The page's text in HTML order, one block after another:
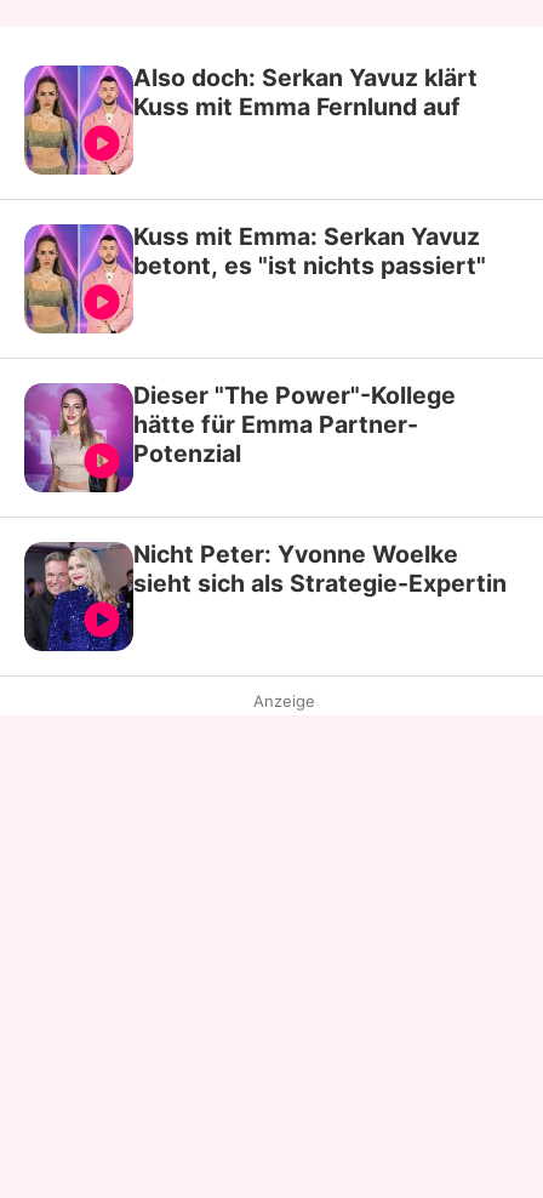
Also doch: Serkan Yavuz klärt
Kuss mit Emma Fernlund auf
Kuss mit Emma: Serkan Yavuz
betont, es "ist nichts passiert"
Dieser "The Power"-Kollege
hätte für Emma Partner-
Potenzial
Nicht Peter: Yvonne Woelke
sieht sich als Strategie-Expertin
Anzeige